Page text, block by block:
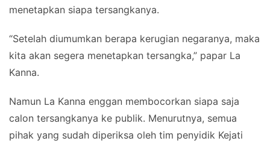
menetapkan siapa tersangkanya.
“Setelah diumumkan berapa kerugian negaranya, maka
kita akan segera menetapkan tersangka,” papar La
Kanna.
Namun La Kanna enggan membocorkan siapa saja
calon tersangkanya ke publik. Menurutnya, semua
pihak yang sudah diperiksa oleh tim penyidik Kejati